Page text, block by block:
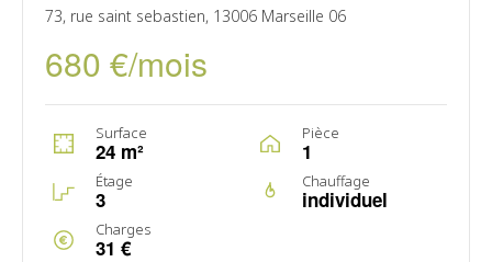
73, rue saint sebastien, 13006 Marseille 06
680 €/mois
Surface
24 m²
Pièce
1
Étage
3
Chauffage
individuel
Charges
31 €